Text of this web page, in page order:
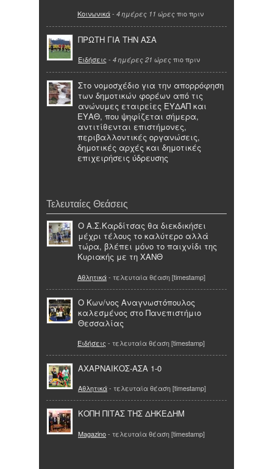
Κοινωνικά- 4 ημέρες 11 ώρες πιο πριν
ΠΡΩΤΗ ΓΙΑ ΤΗΝ ΑΣΑ
Ειδήσεις - 4 ημέρες 21 ώρες πιο πριν
Στο νομοσχέδιο για την απορρόφηση
των δημοτικών φορέων από τις
ανώνυμες εταιρείες ΕΥΔΑΠ και
ΕΥΑΘ, που ψηφίζεται σήμερα,
αντιτίθενται επιστήμονες,
περιβαλλοντικές οργανώσεις,
δημοτικές αρχές και δημοτικές
επιχειρήσεις ύδρευσης
Τελευταίες Θεάσεις
Ο Α.Σ.Καρδίτσας θα διεκδικήσει
μέχρι τέλους το καλύτερο αλλά
τώρα, βλέπει μόνο το παιχνίδι της
Κυριακής με τη ΧΑΝΘ
Αθλητικά- τελευταία θέαση [timestamp]
O Κων/νος Αναγνωστόπουλος
καλεσμένος στο Πανεπιστήμιο
Θεσσαλίας
Ειδήσεις - τελευταία θέαση [timestamp]
ΑΧΑΡΝΑΙΚΟΣ-ΑΣΑ 1-0
Αθλητικά- τελευταία θέαση [timestamp]
ΚΟΠΗ ΠΙΤΑΣ ΤΗΣ ΔΗΚΕΔΗΜ
Magazino- τελευταία θέαση [timestamp]